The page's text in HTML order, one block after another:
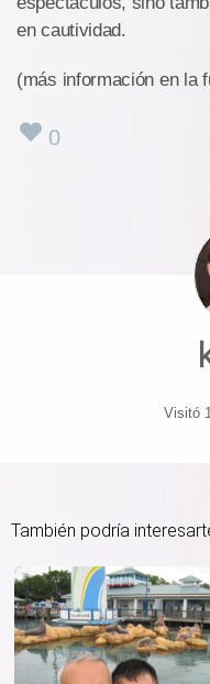
en cautividad.
(más información en la
0
Visitó
También podría